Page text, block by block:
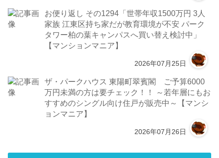
お便り返し その1294「世帯年収1500万円 3人
家族 江東区持ち家だが教育環境が不安 パーク
タワー柏の葉キャンパスへ買い替え検討中」
【マンションマニア】
2026年07月25日
ザ・パークハウス 東陽町翠賓閣 ご予算6000
万円未満の方は要チェック！！ ～若年層にもお
すすめのシングル向け住戸が販売中～【マンシ
ョンマニア】
2026年07月26日